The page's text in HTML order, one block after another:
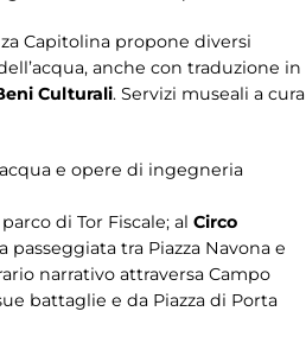
Capitolina propone diversi
anche con traduzione in
Culturali. Servizi museali a cura
e opere di ingegneria
di Tor Fiscale; al Circo
tra Piazza Navona e
narrativo attraversa Campo
battaglie e da Piazza di Porta